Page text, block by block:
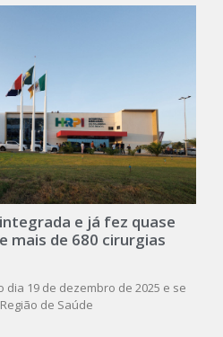
e já fez quase
mais de 680 cirurgias
19 de dezembro de 2025 e se
de Saúde